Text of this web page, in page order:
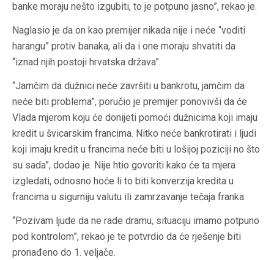
banke moraju nešto izgubiti, to je potpuno jasno”, rekao je.
Naglasio je da on kao premijer nikada nije i neće “voditi
harangu” protiv banaka, ali da i one moraju shvatiti da
“iznad njih postoji hrvatska država”.
“Jamčim da dužnici neće završiti u bankrotu, jamčim da
neće biti problema”, poručio je premijer ponovivši da će
Vlada mjerom koju će donijeti pomoći dužnicima koji imaju
kredit u švicarskim francima. Nitko neće bankrotirati i ljudi
koji imaju kredit u francima neće biti u lošijoj poziciji no što
su sada”, dodao je. Nije htio govoriti kako će ta mjera
izgledati, odnosno hoće li to biti konverzija kredita u
francima u sigurniju valutu ili zamrzavanje tečaja franka.
“Pozivam ljude da ne rade dramu, situaciju imamo potpuno
pod kontrolom”, rekao je te potvrdio da će rješenje biti
pronađeno do 1. veljače.